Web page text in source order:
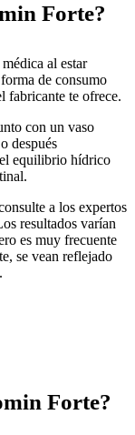
Forte?
al estar
de consumo
fabricante te ofrece.
con un vaso
después
equilibrio hídrico
a los expertos
resultados varían
es muy frecuente
se vean reflejado
Forte?